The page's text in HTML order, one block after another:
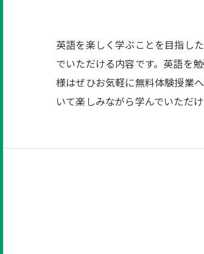
英語を楽しく学ぶことを目指し
でいただける内容です。英語を
様はぜひお気軽に無料体験授業
いて楽しみながら学んでいただ